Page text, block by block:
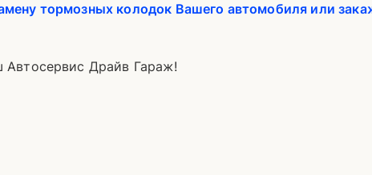
тормозных колодок Вашего автомобиля или
Автосервис Драйв Гараж!